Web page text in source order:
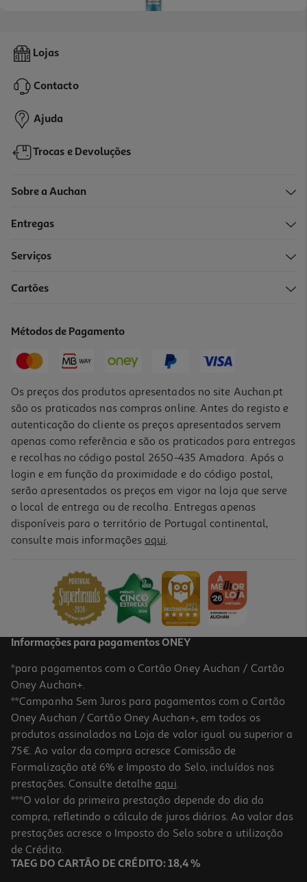
Água Fever Tree Tónica Cristalina 0.50l
3,99 €
Soda Schweppes Original 0.20l
Água Tónica Schweppes Selection Toranja 0.20l
8.95 €/Lt
1,79 €
Lojas
Contacto
Ajuda
Trocas e Devoluções
Sobre a Auchan
Entregas
Serviços
Cartões
Métodos de Pagamento
Os preços dos produtos apresentados no site Auchan.pt
são os praticados nas compras online. Antes do registo e
autenticação do cliente os preços apresentados servem
apenas como referência e são os praticados para entregas
e recolhas no código postal 2650-435 Amadora. Após o
login e em função da proximidade e do código postal,
serão apresentados os preços em vigor na loja que serve
o local de entrega ou de recolha. Entregas apenas
disponíveis para o território de Portugal continental,
consulte mais informações aqui.
Informações para pagamentos ONEY
*para pagamentos com o Cartão Oney Auchan / Cartão
Oney Auchan+.
**Campanha Sem Juros para pagamentos com o Cartão
Oney Auchan / Cartão Oney Auchan+, em todos os
produtos assinalados na Loja de valor igual ou superior a
75€. Ao valor da compra acresce Comissão de
Formalização até 6% e Imposto do Selo, incluídos nas
prestações. Consulte detalhe aqui.
***O valor da primeira prestação depende do dia da
compra, refletindo o cálculo de juros diários. Ao valor das
prestações acresce o Imposto do Selo sobre a utilização
de Crédito.
TAEG DO CARTÃO DE CRÉDITO: 18,4 %